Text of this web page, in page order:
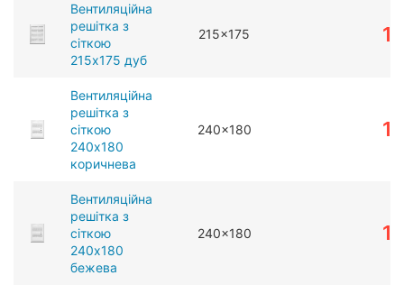
Вентиляційна
решітка з
сіткою
215x175 дуб
215x175
Вентиляційна
решітка з
сіткою
240x180
коричнева
240x180
Вентиляційна
решітка з
сіткою
240x180
бежева
240x180